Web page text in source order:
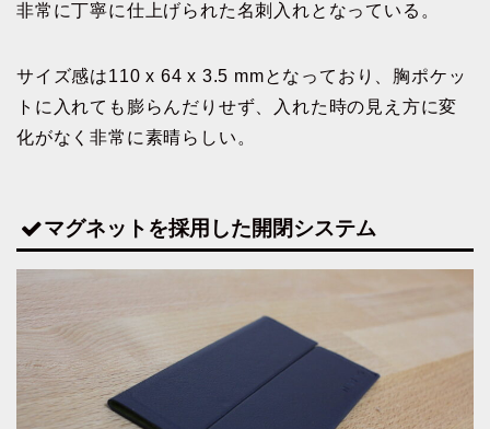
非常に丁寧に仕上げられた名刺入れとなっている。
サイズ感は110 x 64 x 3.5 mmとなっており、胸ポケッ
トに入れても膨らんだりせず、入れた時の見え方に変
化がなく非常に素晴らしい。
マグネットを採用した開閉システム